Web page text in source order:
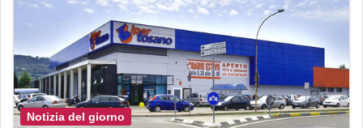
Notizia del giorno